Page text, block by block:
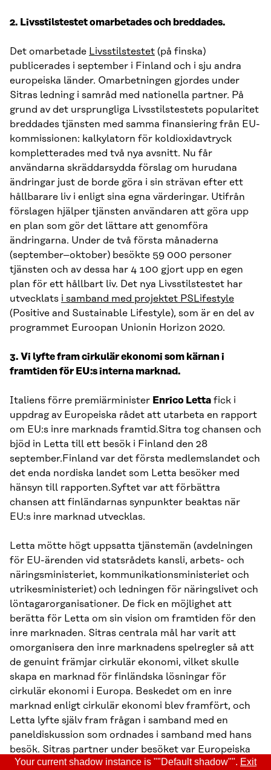
2. Livsstilstestet omarbetades och breddades.
Det omarbetade Livsstilstestet (på finska)
publicerades i september i Finland och i sju andra
europeiska länder. Omarbetningen gjordes under
Sitras ledning i samråd med nationella partner. På
grund av det ursprungliga Livsstilstestets popularitet
breddades tjänsten med samma finansiering från EU-
kommissionen: kalkylatorn för koldioxidavtryck
kompletterades med två nya avsnitt. Nu får
användarna skräddarsydda förslag om hurudana
ändringar just de borde göra i sin strävan efter ett
hållbarare liv i enligt sina egna värderingar. Utifrån
förslagen hjälper tjänsten användaren att göra upp
en plan som gör det lättare att genomföra
ändringarna. Under de två första månaderna
(september–oktober) besökte 59 000 personer
tjänsten och av dessa har 4 100 gjort upp en egen
plan för ett hållbart liv. Det nya Livsstilstestet har
utvecklats i samband med projektet PSLifestyle
(Positive and Sustainable Lifestyle), som är en del av
programmet Euroopan Unionin Horizon 2020.
3. Vi lyfte fram cirkulär ekonomi som kärnan i
framtiden för EU:s interna marknad.
Italiens förre premiärminister Enrico Letta fick i
uppdrag av Europeiska rådet att utarbeta en rapport
om EU:s inre marknads framtid.Sitra tog chansen och
bjöd in Letta till ett besök i Finland den 28
september.Finland var det första medlemslandet och
det enda nordiska landet som Letta besöker med
hänsyn till rapporten.Syftet var att förbättra
chansen att finländarnas synpunkter beaktas när
EU:s inre marknad utvecklas.
Letta mötte högt uppsatta tjänstemän (avdelningen
för EU-ärenden vid statsrådets kansli, arbets- och
näringsministeriet, kommunikationsministeriet och
utrikesministeriet) och ledningen för näringslivet och
löntagarorganisationer. De fick en möjlighet att
berätta för Letta om sin vision om framtiden för den
inre marknaden. Sitras centrala mål har varit att
omorganisera den inre marknadens spelregler så att
de genuint främjar cirkulär ekonomi, vilket skulle
skapa en marknad för finländska lösningar för
cirkulär ekonomi i Europa. Beskedet om en inre
marknad enligt cirkulär ekonomi blev framfört, och
Letta lyfte själv fram frågan i samband med en
paneldiskussion som ordnades i samband med hans
besök. Sitras partner under besöket var Europeiska
kommissionens representation i Finland och
Your current shadow instance is ""Default shadow"". Exit